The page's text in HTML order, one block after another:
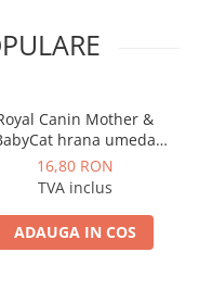
Canin Mother &
hrana umeda
mama si puii pana
la 4 luni, 195 g
16,80 RON
TVA inclus
ADAUGA IN COS